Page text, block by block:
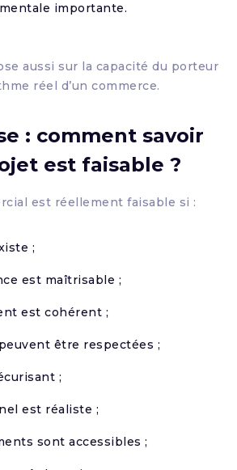
importante.
aussi sur la capacité du porteur
réel d’un commerce.
: comment savoir
est faisable ?
est réellement faisable si :
;
est maîtrisable ;
est cohérent ;
être respectées ;
;
est réaliste ;
sont accessibles ;